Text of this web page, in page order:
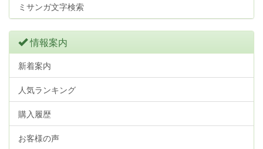
ミサンガ文字検索
情報案内
新着案内
人気ランキング
購入履歴
お客様の声